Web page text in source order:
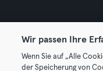
© 2026 Urban
Wir passen Ihre
Wenn Sie auf „Alle
der Speicherung von